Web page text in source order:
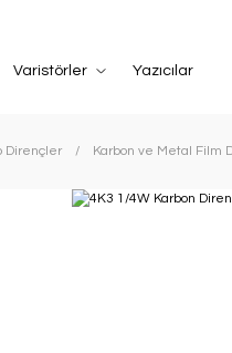
Varistörler Yazıcılar
Dirençler Karbon ve Metal Film